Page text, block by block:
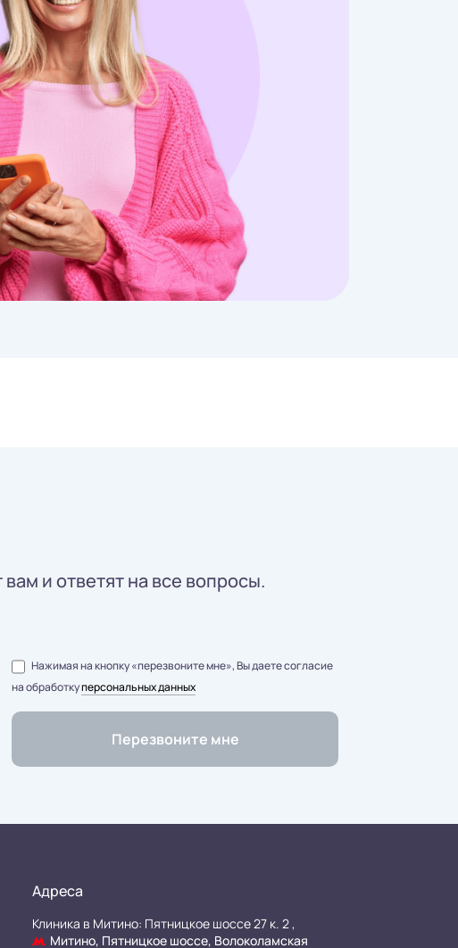
и ответят на все вопросы.
Нажимая на кнопку «перезвоните мне», Вы даете согласие
на обработкуперсональных данных
Адреса
Клиника в Митино: Пятницкое шоссе 27 к. 2 ,
Митино, Пятницкое шоссе, Волоколамская